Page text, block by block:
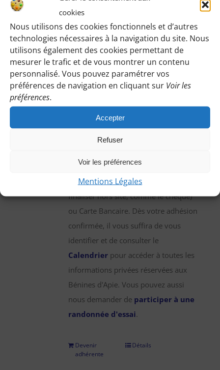
cookies
Nous utilisons des cookies fonctionnels et d’autres
technologies nécessaires à la navigation du site. Nous
utilisons également des cookies permettant de
mesurer le trafic et de vous montrer un contenu
personnalisé. Vous pouvez paramétrer vos
préférences de navigation en cliquant sur Voir les
préférences.
Accepter
Refuser
Voir les préférences
Mentions Légales
Accédez à toutes les informations
pratiques de nos excursions du
dimanche et des jours fériés (Point de
rendez-vous, horaires, conseils etc.), et
participez à nos activités telles que des
Pour adhérer et faire vivre notre
association, nous vous demandons
que vous pouvez régler par chèque,
virement bancaire (démarche à
finaliser hors site, comme le chèque)
ou Carte Bancaire. Dès votre adhésion
confirmée, il vous suffira de vous
identifier et de consulter le
Calendrier pour accéder à toutes les
informations privées réservées aux
Bénines d'Apie. Vous pouvez aussi
nous demander de participer à une
randonnée d'essai.
Devenir
adhérente
Détails